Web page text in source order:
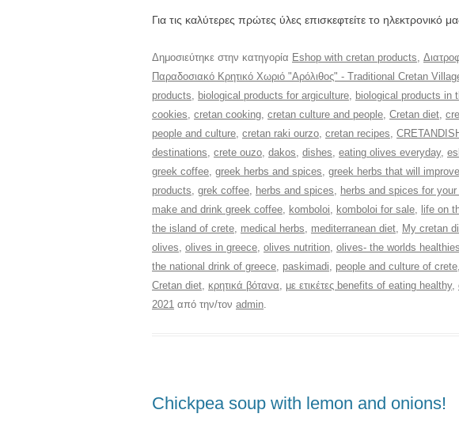
Για τις καλύτερες πρώτες ύλες επισκεφτείτε το ηλεκτρονικό
Δημοσιεύτηκε στην κατηγορία Eshop with cretan products,
Παραδοσιακό Κρητικό Χωριό "Αρόλιθος" - Traditional Cretan
products, biological products for argiculture, biological products in
cookies, cretan cooking, cretan culture and people, Cretan diet,
people and culture, cretan raki ourzo, cretan recipes,
destinations, crete ouzo, dakos, dishes, eating olives everyday,
greek coffee, greek herbs and spices, greek herbs that will
products, grek coffee, herbs and spices, herbs and spices for
make and drink greek coffee, komboloi, komboloi for sale, life on
the island of crete, medical herbs, mediterranean diet, My cretan
olives, olives in greece, olives nutrition, olives- the worlds
the national drink of greece, paskimadi, people and culture of crete,
Cretan diet, κρητικά βότανα, με ετικέτες benefits of eating healthy,
2021 από την/τον admin.
Chickpea soup with lemon and onions!